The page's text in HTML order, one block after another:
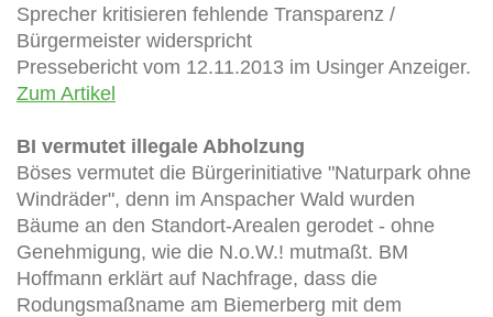
Sprecher kritisieren fehlende Transparenz /
Bürgermeister widerspricht
Pressebericht vom 12.11.2013 im Usinger Anzeiger.
Zum Artikel
BI vermutet illegale Abholzung
Böses vermutet die Bürgerinitiative "Naturpark ohne
Windräder", denn im Anspacher Wald wurden
Bäume an den Standort-Arealen gerodet - ohne
Genehmigung, wie die N.o.W.! mutmaßt. BM
Hoffmann erklärt auf Nachfrage, dass die
Rodungsmaßname am Biemerberg mit dem